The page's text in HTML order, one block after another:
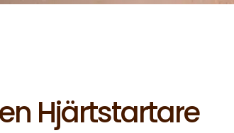
Hjärtstartare